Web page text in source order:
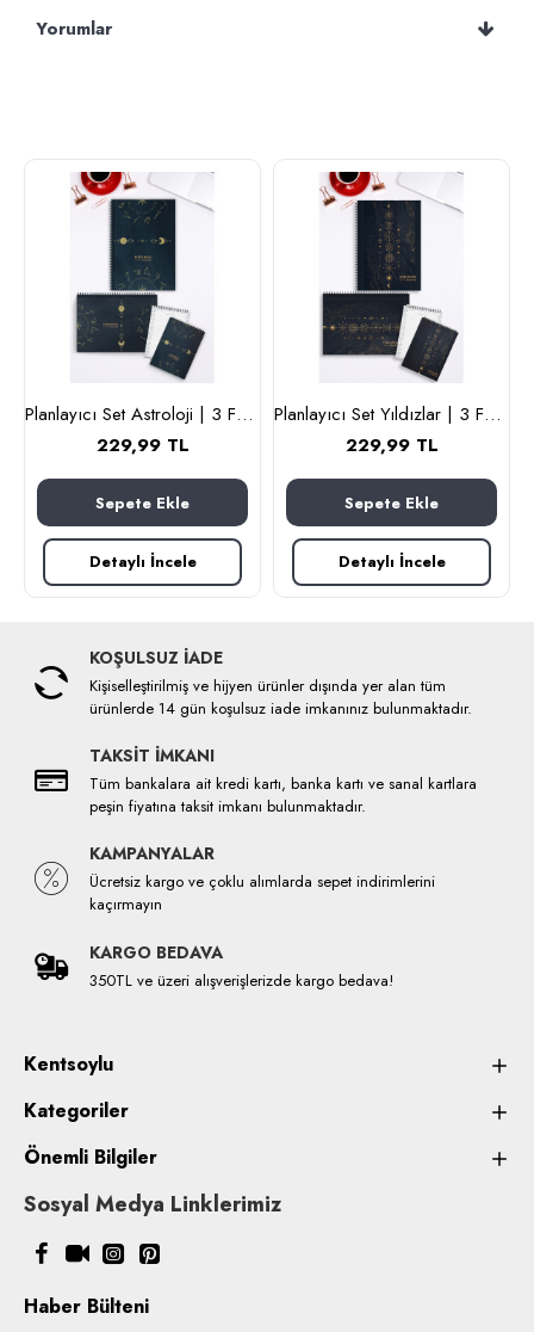
Yorumlar
Planlayıcı Set Astroloji | 3 Farklı Özel Ürün | Günlük Planlayıcı | Haftalık Planlayıcı | To-do List
229,99 TL
Sepete Ekle
Detaylı İncele
Planlayıcı Set Yıldızlar | 3 Farklı Özel Ürün | Günlük Planlayıcı | Haftalık Planlayıcı | To-do List
229,99 TL
Sepete Ekle
Detaylı İncele
KOŞULSUZ İADE
Kişiselleştirilmiş ve hijyen ürünler dışında yer alan tüm
ürünlerde 14 gün koşulsuz iade imkanınız bulunmaktadır.
TAKSİT İMKANI
Tüm bankalara ait kredi kartı, banka kartı ve sanal kartlara
peşin fiyatına taksit imkanı bulunmaktadır.
KAMPANYALAR
Ücretsiz kargo ve çoklu alımlarda sepet indirimlerini
kaçırmayın
KARGO BEDAVA
350TL ve üzeri alışverişlerizde kargo bedava!
Kentsoylu
Kategoriler
Önemli Bilgiler
Sosyal Medya Linklerimiz
Haber Bülteni